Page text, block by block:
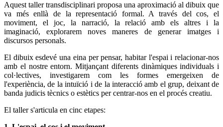
Aquest taller transdisciplinari proposa una aproximació al dibuix que
va més enllà de la representació formal. A través del cos, el
moviment, el joc, la narració, la relació amb els altres i la
imaginació, explorarem noves maneres de generar imatges i
discursos personals.
El dibuix esdevé una eina per pensar, habitar l'espai i relacionar-nos
amb el nostre entorn. Mitjançant diferents dinàmiques individuals i
col·lectives, investigarem com les formes emergeixen de
l'experiència, de la intuïció i de la interacció amb el grup, deixant de
banda judicis tècnics o estètics per centrar-nos en el procés creatiu.
El taller s'articula en cinc etapes: